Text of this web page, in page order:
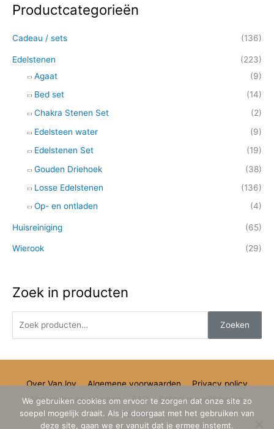
Productcategorieën
Cadeau / sets (136)
Edelstenen
(223)
Agaat
(9)
Bed set
(14)
Chakra Stenen Set
(2)
Edelsteen water
(9)
Edelstenen Set
(19)
Gouden Driehoek
(38)
Losse Edelstenen
(136)
Op- en ontladen
(4)
Huisreiniging (65)
Wierook (29)
Zoek in producten
Z
e
k
Zoeken
Over VanJoy Algemene voorwaarden
Privacy policy
Verzenden en retouren
FAQ
Betaal mogelijkheden
Contact
We gebruiken cookies om ervoor te zorgen dat onze site zo
soepel mogelijk draait. Als je doorgaat met het gebruiken van
deze site, gaan we er vanuit dat je ermee instemt.